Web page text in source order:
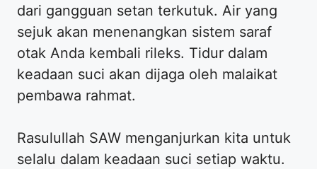
dari gangguan setan terkutuk. Air yang
sejuk akan menenangkan sistem saraf
otak Anda kembali rileks. Tidur dalam
keadaan suci akan dijaga oleh malaikat
pembawa rahmat.
Rasulullah SAW menganjurkan kita untuk
selalu dalam keadaan suci setiap waktu.